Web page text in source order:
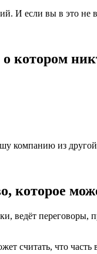
И если вы в это
о котором
компанию из
которое
ведёт
считать, что